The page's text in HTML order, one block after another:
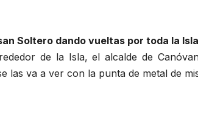
Soltero dando vueltas por toda la Isla
de la Isla, el alcalde de
las va a ver con la punta de metal de